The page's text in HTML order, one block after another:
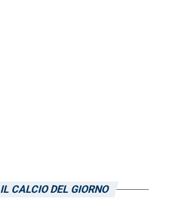
IL CALCIO DEL GIORNO